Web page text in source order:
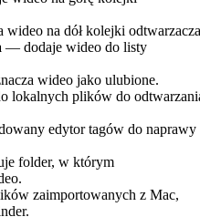
wideo na dół kolejki
— dodaje wideo do listy
wideo jako ulubione.
lokalnych plików do
edytor tagów do naprawy
folder, w którym
zaimportowanych z Mac,